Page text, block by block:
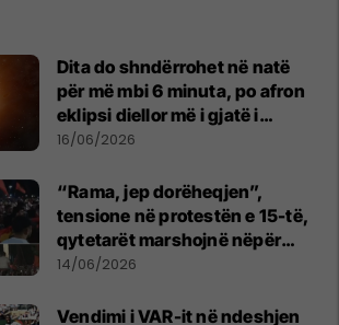
Dita do shndërrohet në natë
për më mbi 6 minuta, po afron
eklipsi diellor më i gjatë i
shekullit të 21-të
16/06/2026
“Rama, jep dorëheqjen”,
tensione në protestën e 15-të,
qytetarët marshojnë nëpër
kryeqytet
14/06/2026
Vendimi i VAR-it në ndeshjen